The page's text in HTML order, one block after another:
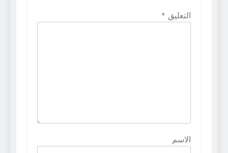
التعليق *
الاسم